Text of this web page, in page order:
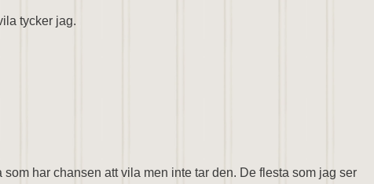
tycker jag.
har chansen att vila men inte tar den. De flesta som jag ser